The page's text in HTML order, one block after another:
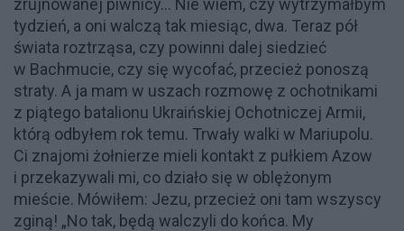
zrujnowanej piwnicy... Nie wiem, czy wytrzymałbym
tydzień, a oni walczą tak miesiąc, dwa. Teraz pół
świata roztrząsa, czy powinni dalej siedzieć
w Bachmucie, czy się wycofać, przecież ponoszą
straty. A ja mam w uszach rozmowę z ochotnikami
z piątego batalionu Ukraińskiej Ochotniczej Armii,
którą odbyłem rok temu. Trwały walki w Mariupolu.
Ci znajomi żołnierze mieli kontakt z pułkiem Azow
i przekazywali mi, co działo się w oblężonym
mieście. Mówiłem: Jezu, przecież oni tam wszyscy
zginą! „No tak, będą walczyli do końca. My